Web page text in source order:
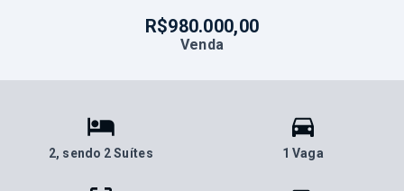
R$980.000,00
Venda
2, sendo 2 Suítes 1 Vaga